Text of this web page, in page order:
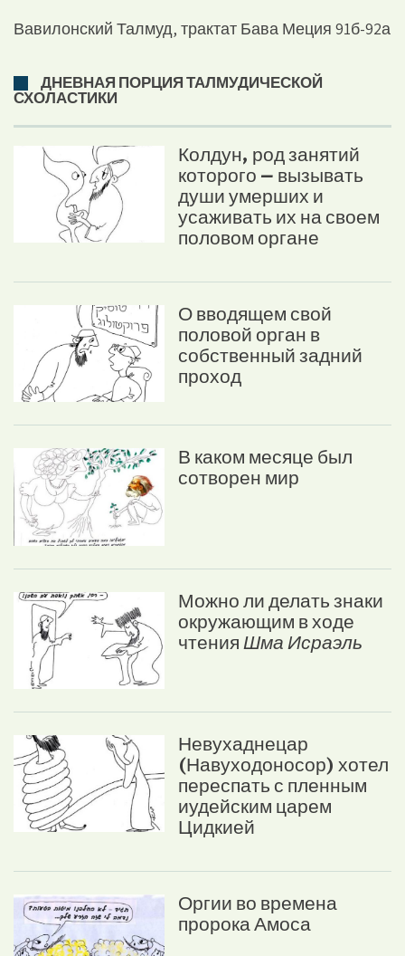
Вавилонский Талмуд, трактат Бава Меция 91б-92а
ДНЕВНАЯ ПОРЦИЯ ТАЛМУДИЧЕСКОЙ
СХОЛАСТИКИ
Колдун, род занятий
которого – вызывать
души умерших и
усаживать их на своем
половом органе
О вводящем свой
половой орган в
собственный задний
проход
В каком месяце был
сотворен мир
Можно ли делать знаки
окружающим в ходе
чтенияШма Исраэль
Невухаднецар
(Навуходоносор) хотел
переспать с пленным
иудейским царем
Цидкией
Оргии во времена
пророка Амоса